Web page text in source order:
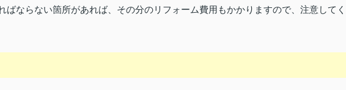
ばならない箇所があれば、その分のリフォーム費用もかかりますので、注意してく